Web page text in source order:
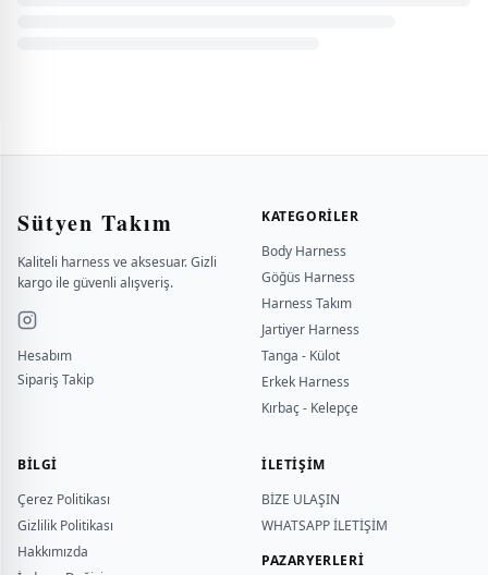
Sütyen Takım
Kaliteli harness ve aksesuar. Gizli
kargo ile güvenli alışveriş.
Hesabım
Sipariş Takip
KATEGORILER
Body Harness
Göğüs Harness
Harness Takım
Jartiyer Harness
Tanga - Külot
Erkek Harness
Kırbaç - Kelepçe
BILGI
Çerez Politikası
Gizlilik Politikası
Hakkımızda
İLETİŞİM
BİZE ULAŞIN
WHATSAPP İLETİŞİM
PAZARYERLERİ